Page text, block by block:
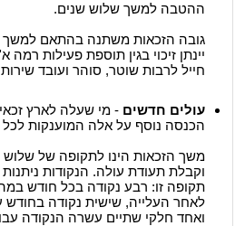
ההטבה למשך שלוש שנים.
גובה הזכאות משתנה בהתאם למשך
יינתן זיכוי בגין תוספת פעילות
חייל לרבות שוטר, סוהר ועובד
עולים חדשים - מי שעלה לארץ
הכנסה נוסף על אלה המוענקות
משך הזכאות הינו לתקופה של שלוש
וקבלת תעודת עולה. הנקודות
תקופה זו: רבע נקודה בכל חודש
לאחר העלייה, שישית נקודה
ואחד חלקי שתיים עשרה הנקודה